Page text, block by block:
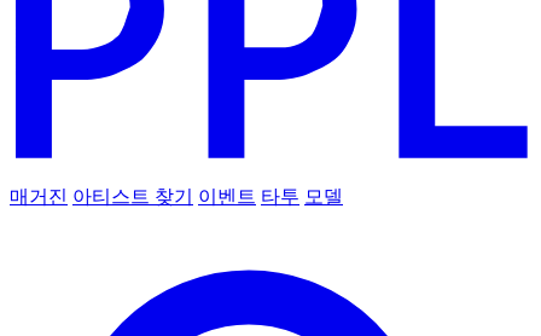
매거진 아티스트 찾기 이벤트 타투 모델